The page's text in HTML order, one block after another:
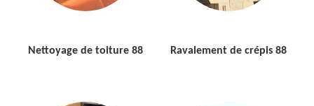
Nettoyage de toiture 88 Ravalement de crépis 88